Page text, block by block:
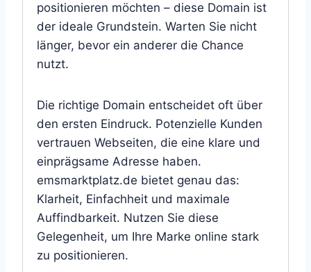
positionieren möchten – diese Domain ist
der ideale Grundstein. Warten Sie nicht
länger, bevor ein anderer die Chance
nutzt.
Die richtige Domain entscheidet oft über
den ersten Eindruck. Potenzielle Kunden
vertrauen Webseiten, die eine klare und
einprägsame Adresse haben.
emsmarktplatz.de bietet genau das:
Klarheit, Einfachheit und maximale
Auffindbarkeit. Nutzen Sie diese
Gelegenheit, um Ihre Marke online stark
zu positionieren.